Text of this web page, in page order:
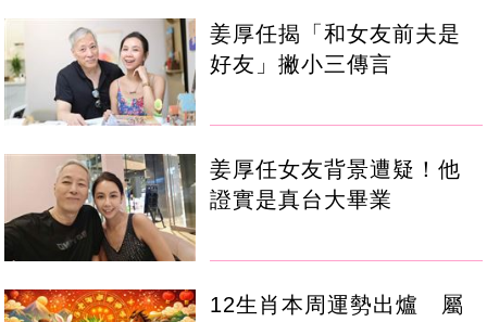
姜厚任揭「和女友前夫是
好友」撇小三傳言
姜厚任女友背景遭疑！他
證實是真台大畢業
12生肖本周運勢出爐 屬